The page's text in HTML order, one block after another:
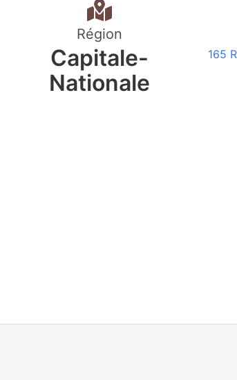
Région
Capitale-
Nationale
165